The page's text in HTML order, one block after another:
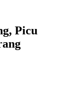
Picu